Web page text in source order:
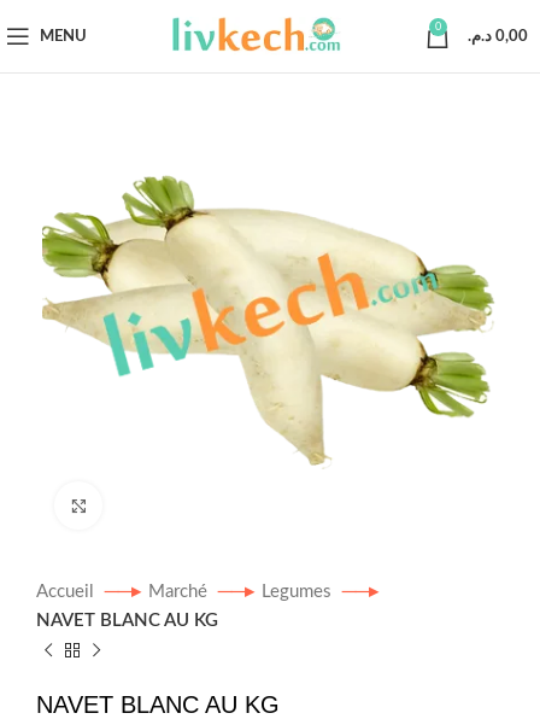
MENU
0
0,00 د.م.
Accueil Marché
Legumes
NAVET BLANC AU KG
NAVET BLANC AU KG